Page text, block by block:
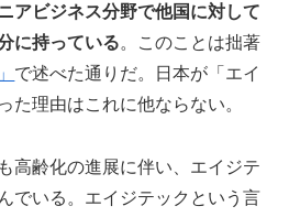
アビジネス分野で他国に対して
に持っている。このことは拙著
で述べた通りだ。日本が「エイ
た理由はこれに他ならない。
高齢化の進展に伴い、エイジテ
でいる。エイジテックという言